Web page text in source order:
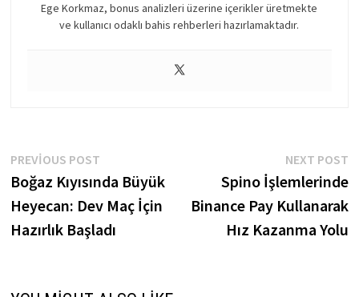
Ege Korkmaz, bonus analizleri üzerine içerikler üretmekte
ve kullanıcı odaklı bahis rehberleri hazırlamaktadır.
Yazı
gezinmesi
PREVIOUS POSTPrevious
post:
Boğaz Kıyısında Büyük
Heyecan: Dev Maç İçin
Hazırlık Başladı
NEXT POST
Spino İşlemlerinde
Binance Pay Kullanarak
Hız Kazanma Yolu